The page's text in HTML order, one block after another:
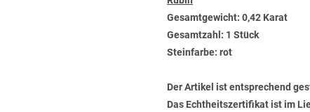
Gesamtgewicht: 0,42 Karat
Gesamtzahl: 1 Stück
Steinfarbe: rot
Der Artikel ist entsprechend
Das Echtheitszertifikat ist im